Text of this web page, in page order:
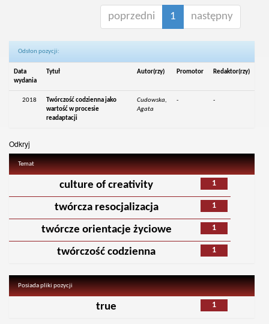
poprzedni 1 następny
Odsłon pozycji:
Data
wydania
Tytuł Autor(rzy) Promotor Redaktor(rzy)
2018
Twórczość codzienna jako
wartość w procesie
readaptacji
Cudowska,
Agata
- -
Odkryj
Temat
1
culture of creativity
1
twórcza resocjalizacja
1
twórcze orientacje życiowe
1
twórczość codzienna
Posiada pliki pozycji
1
true